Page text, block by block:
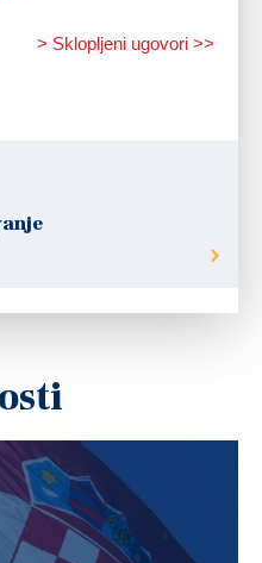
> Sklopljeni ugovori >>